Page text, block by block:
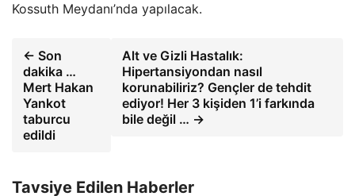
Kossuth Meydanı’nda yapılacak.
← Son
dakika …
Mert Hakan
Yankot
taburcu
edildi
Alt ve Gizli Hastalık:
Hipertansiyondan nasıl
korunabiliriz? Gençler de tehdit
ediyor! Her 3 kişiden 1’i farkında
bile değil … →
Tavsiye Edilen Haberler